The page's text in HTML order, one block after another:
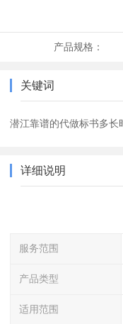
产品规格：
关键词
潜江靠谱的代做标书多长
详细说明
服务范围
产品类型
适用范围